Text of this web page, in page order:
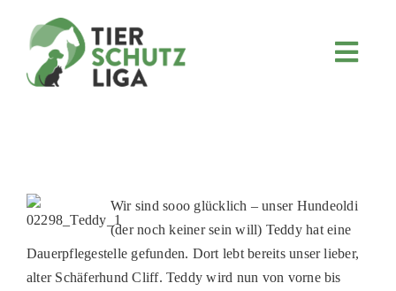
Wir sind sooo glücklich – unser Hundeoldi
(der noch keiner sein will) Teddy hat eine
Dauerpflegestelle gefunden. Dort lebt bereits unser lieber,
alter Schäferhund Cliff. Teddy wird nun von vorne bis